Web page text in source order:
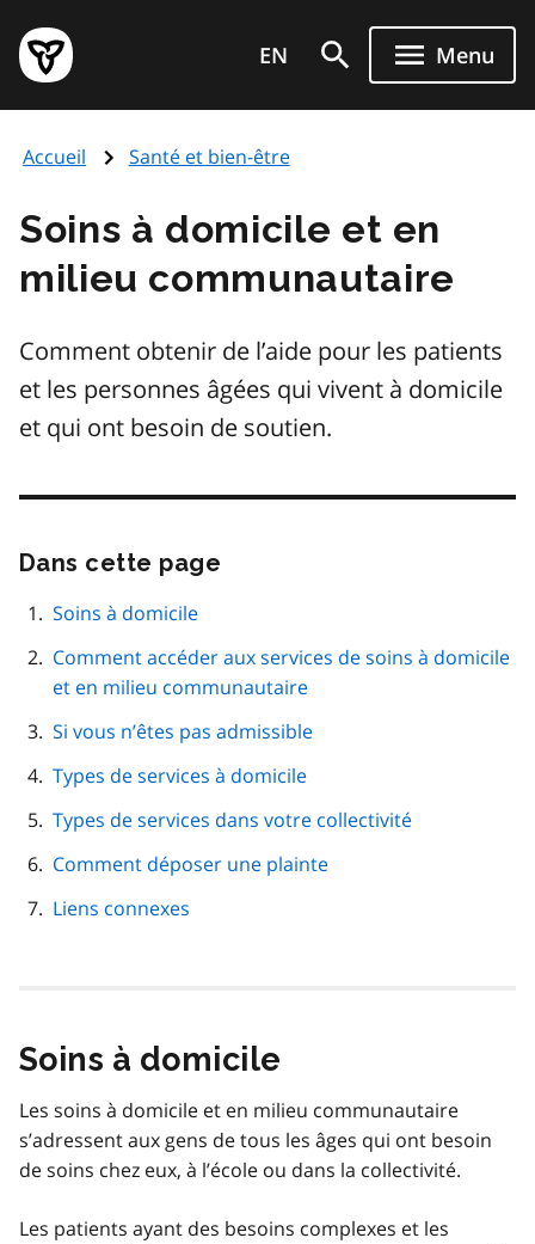
au
contenu
principal
Page
d'accueil
de
EN Menu
Accueil Santé et bien-être
Soins à domicile et en
milieu communautaire
Comment obtenir de l’aide pour les patients
et les personnes âgées qui vivent à domicile
et qui ont besoin de soutien.
Dans cette page
page
Soins à domicile
Comment accéder aux services de soins à domicile
et en milieu communautaire
Si vous n’êtes pas admissible
Types de services à domicile
Types de services dans votre collectivité
Comment déposer une plainte
Liens connexes
Soins à domicile
Les soins à domicile et en milieu communautaire
s’adressent aux gens de tous les âges qui ont besoin
de soins chez eux, à l’école ou dans la collectivité.
Les patients ayant des besoins complexes et les